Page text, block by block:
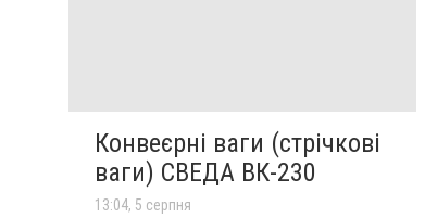
Конвеєрні ваги (стрічкові
ваги) СВЕДА ВК-230
13:04, 5 серпня